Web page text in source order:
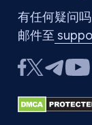
有任何疑问吗
邮件至